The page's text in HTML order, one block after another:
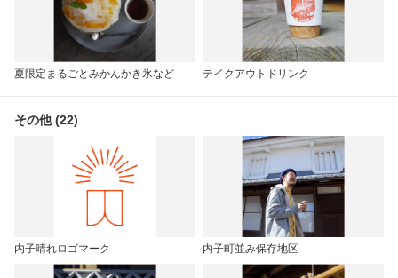
夏限定まるごとみかんかき氷など テイクアウトドリンク
その他 (22)
内子晴れロゴマーク 内子町並み保存地区